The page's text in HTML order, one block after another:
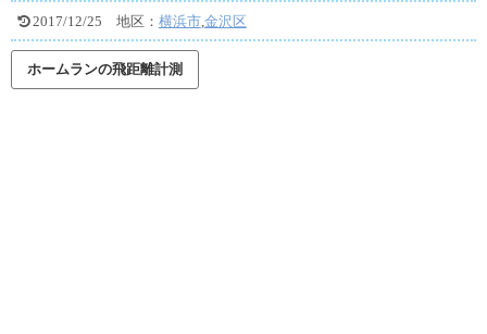
2017/12/25 地区： 横浜市,金沢区